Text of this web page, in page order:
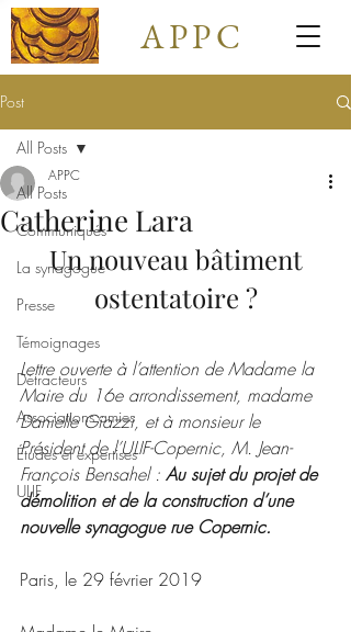
APPC
Post
All Posts
Communiqués
La synagogue
Presse
Témoignages
Détracteurs
Associations amies
Études et expertises
ULIF
All Posts
Catherine Lara
APPC
Un nouveau bâtiment
ostentatoire ?
Lettre ouverte à l’attention de Madame la
Maire du 16e arrondissement, madame
Danielle Giazzi, et à monsieur le
Président de l’ULIF-Copernic, M. Jean-
François Bensahel : Au sujet du projet de
démolition et de la construction d’une
nouvelle synagogue rue Copernic.
Paris, le 29 février 2019